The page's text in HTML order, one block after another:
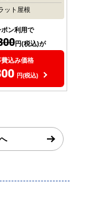
ット屋根
ポン利用で
円(税込)が
込み価格
円(税込)